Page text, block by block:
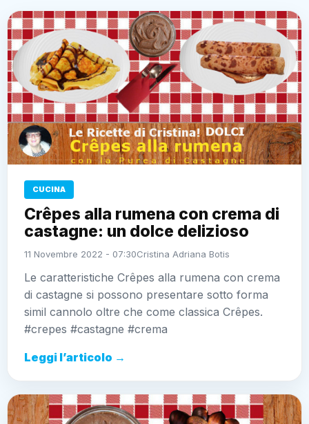
CUCINA
Crêpes alla rumena con crema di
castagne: un dolce delizioso
11 Novembre 2022 - 07:30Cristina Adriana Botis
Le caratteristiche Crêpes alla rumena con crema
di castagne si possono presentare sotto forma
simil cannolo oltre che come classica Crêpes.
#crepes #castagne #crema
Leggi l’articolo →